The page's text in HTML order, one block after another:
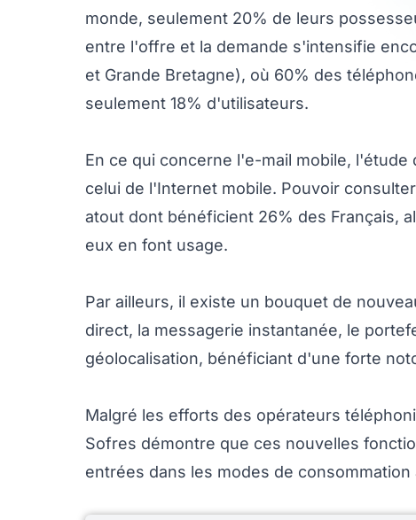
monde, seulement 20% de leurs
entre l'offre et la demande s'intensifie
et Grande Bretagne), où 60% des
seulement 18% d'utilisateurs.
En ce qui concerne l'e-mail mobile,
celui de l'Internet mobile. Pouvoir
atout dont bénéficient 26% des Français,
eux en font usage.
Par ailleurs, il existe un bouquet de
direct, la messagerie instantanée, le
géolocalisation, bénéficiant d'une forte
Malgré les efforts des opérateurs
Sofres démontre que ces nouvelles
entrées dans les modes de consommation